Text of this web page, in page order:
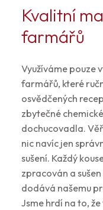
Kvalitní
farmářů
Využíváme pouze
farmářů, které
osvědčených
zbytečné
dochucovadla.
nic navíc jen
sušení. Každý
zpracován a
dodává našemu
Jsme hrdí na to,